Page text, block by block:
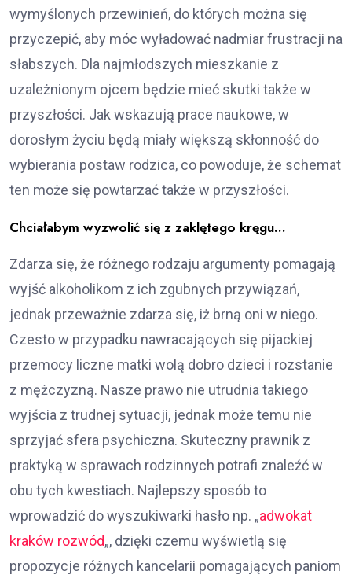
wymyślonych przewinień, do których można się
przyczepić, aby móc wyładować nadmiar frustracji na
słabszych. Dla najmłodszych mieszkanie z
uzależnionym ojcem będzie mieć skutki także w
przyszłości. Jak wskazują prace naukowe, w
dorosłym życiu będą miały większą skłonność do
wybierania postaw rodzica, co powoduje, że schemat
ten może się powtarzać także w przyszłości.
Chciałabym wyzwolić się z zaklętego kręgu…
Zdarza się, że różnego rodzaju argumenty pomagają
wyjść alkoholikom z ich zgubnych przywiązań,
jednak przeważnie zdarza się, iż brną oni w niego.
Czesto w przypadku nawracających się pijackiej
przemocy liczne matki wolą dobro dzieci i rozstanie
z mężczyzną. Nasze prawo nie utrudnia takiego
wyjścia z trudnej sytuacji, jednak może temu nie
sprzyjać sfera psychiczna. Skuteczny prawnik z
praktyką w sprawach rodzinnych potrafi znaleźć w
obu tych kwestiach. Najlepszy sposób to
wprowadzić do wyszukiwarki hasło np. „adwokat
kraków rozwód„, dzięki czemu wyświetlą się
propozycje różnych kancelarii pomagających paniom